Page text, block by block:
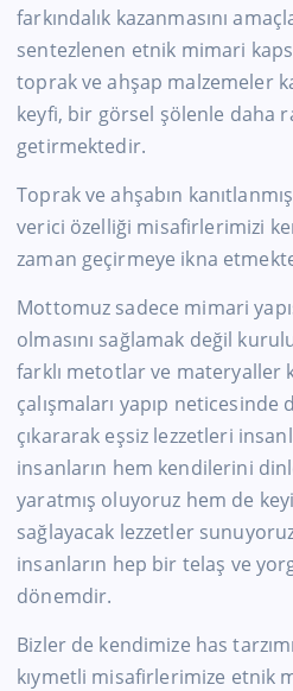
farkındalık kazanmasını
sentezlenen etnik mimari
toprak ve ahşap malzemeler
keyfi, bir görsel şölenle daha
getirmektedir.
Toprak ve ahşabın
verici özelliği misafirlerimizi
zaman geçirmeye ikna
Mottomuz sadece mimari
olmasını sağlamak değil
farklı metotlar ve materyaller
çalışmaları yapıp
çıkararak eşsiz lezzetleri
insanların hem kendilerini
yaratmış oluyoruz hem de
sağlayacak lezzetler sunuyoruz.
insanların hep bir telaş ve
dönemdir.
Bizler de kendimize has
kıymetli misafirlerimize etnik